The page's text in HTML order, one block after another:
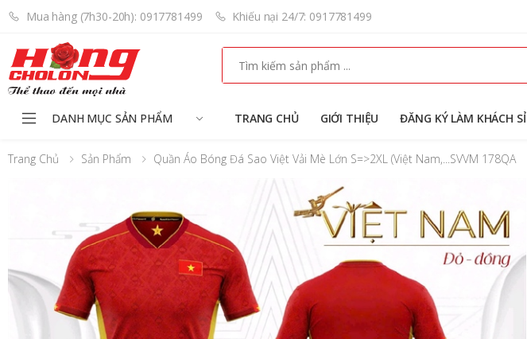
Mua hàng (7h30-20h): 0917781499 Khiếu nại 24/7: 0917781499
Search
DANH MỤC SẢN PHẨM TRANG CHỦ GIỚI THIỆU ĐĂNG KÝ LÀM KHÁCH SỈ
Trang Chủ Sản Phẩm Quần Áo Bóng Đá Sao Việt Vải Mè Lớn S=>2XL (việt Nam,...SVVM 178QA